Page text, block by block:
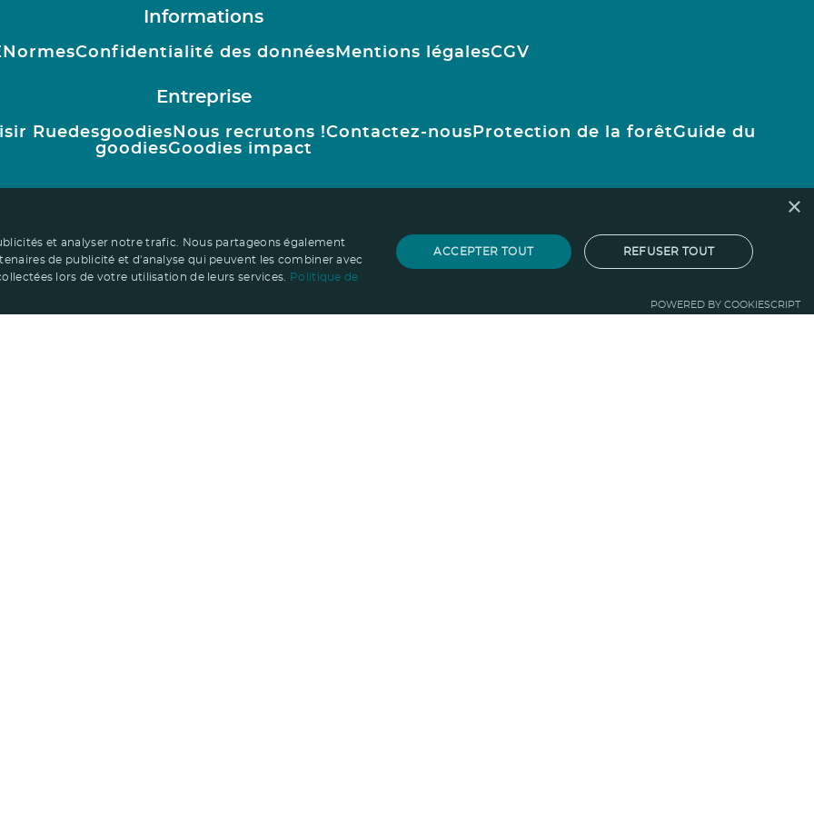
Informations
NormesConfidentialité des données Mentions légalesCGV
Entreprise
Ruedesgoodies Nous recrutons !Contactez-nous Protection de la forêtGuide du
goodiesGoodies impact
×
et analyser notre trafic. Nous partageons également
de publicité et d'analyse qui peuvent les combiner avec
lors de votre utilisation de leurs services.
Politique de
ACCEPTER TOUT REFUSER TOUT
POWERED BY COOKIESCRIPT